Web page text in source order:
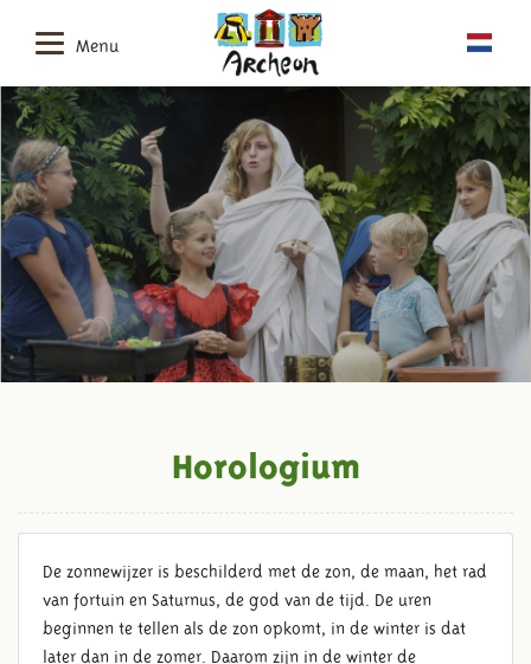
Menu
HOROLOGIUM
Horologium
De zonnewijzer is beschilderd met de zon, de maan, het rad
van fortuin en Saturnus, de god van de tijd. De uren
beginnen te tellen als de zon opkomt, in de winter is dat
later dan in de zomer. Daarom zijn in de winter de